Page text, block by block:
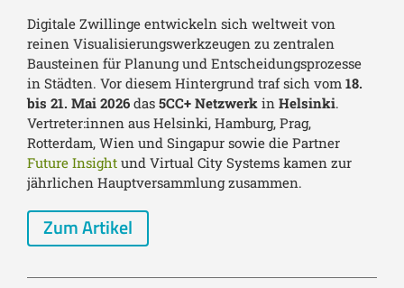
Digitale Zwillinge entwickeln sich weltweit von
reinen Visualisierungswerkzeugen zu zentralen
Bausteinen für Planung und Entscheidungsprozesse
in Städten. Vor diesem Hintergrund traf sich vom 18.
bis 21. Mai 2026 das 5CC+ Netzwerk in Helsinki.
Vertreter:innen aus Helsinki, Hamburg, Prag,
Rotterdam, Wien und Singapur sowie die Partner
Future Insight und Virtual City Systems kamen zur
jährlichen Hauptversammlung zusammen.
Zum Artikel